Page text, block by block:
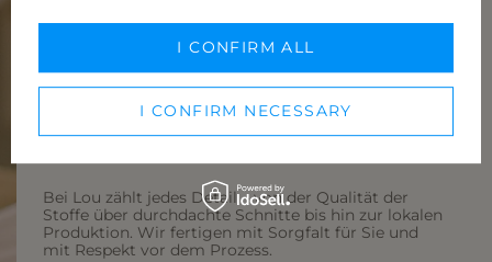
PRODUKTION IN POLEN – WEIL
REGIONALITÄT ZÄHLT.
Bei Lou zählt jedes Detail – von der Qualität der
Stoffe über durchdachte Schnitte bis hin zur lokalen
Produktion. Wir fertigen mit Sorgfalt für Sie und
mit Respekt vor dem Prozess.
I CONFIRM NECESSARY
I CONFIRM ALL